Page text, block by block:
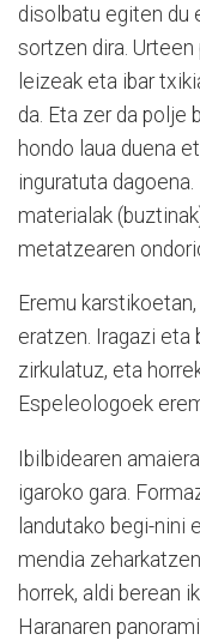
disolbatu egiten du
sortzen dira. Urteen
leizeak eta ibar
da. Eta zer da polje
hondo laua duena
inguratuta
materialak
metatzearen
Eremu
eratzen. Iragazi eta
zirkulatuz, eta
Espeleologoek
Ibilbidearen
igaroko gara.
landutako begi-nini
mendia
horrek, aldi berean
Haranaren